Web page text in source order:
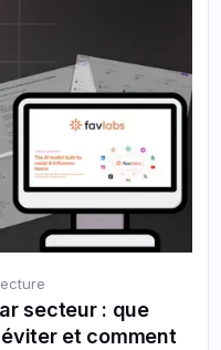
secteur : que
et comment